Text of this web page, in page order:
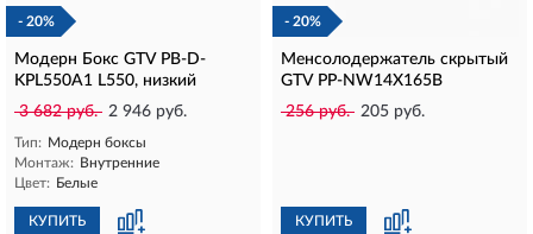
- 20%
Модерн Бокс GTV PB-D-
KPL550A1 L550, низкий
3 682 руб. 2 946 руб.
Тип: Модерн боксы
Монтаж: Внутренние
Цвет: Белые
КУПИТЬ
- 20%
Менсолодержатель скрытый
GTV PP-NW14X165B
256 руб. 205 руб.
КУПИТЬ